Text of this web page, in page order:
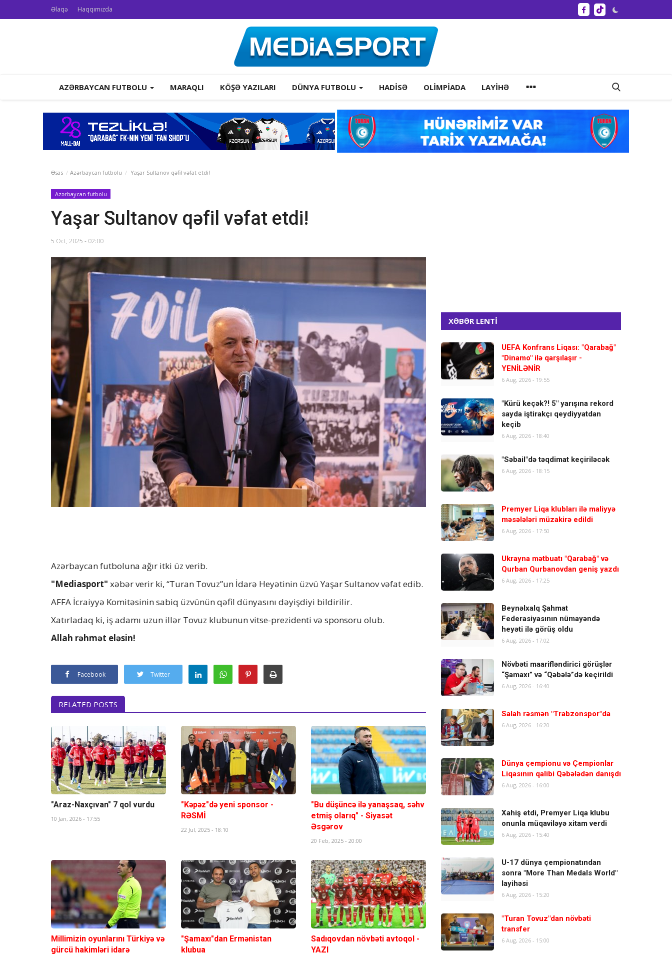
Əlaqə Haqqımızda
AZƏRBAYCAN FUTBOLU MARAQLI KÖŞƏ YAZILARI DÜNYA FUTBOLU HADISƏ OLIMPIADA LAYIHƏ
Əsas Azərbaycan futbolu Yaşar Sultanov qəfil vəfat etdi!
Azərbaycan futbolu
Yaşar Sultanov qəfil vəfat etdi!
5 Oct, 2025 - 02:00
Azərbaycan futboluna ağır itki üz verib.
"Mediasport" xəbər verir ki, “Turan Tovuz”un İdarə Heyətinin üzvü Yaşar Sultanov vəfat edib.
AFFA İcraiyyə Komitəsinin sabiq üzvünün qəfil dünyasını dəyişdiyi bildirilir.
Xatırladaq ki, iş adamı uzun illər Tovuz klubunun vitse-prezidenti və sponsoru olub.
Allah rəhmət eləsin!
Facebook Twitter
RELATED POSTS
"Araz-Naxçıvan" 7 qol vurdu
10 Jan, 2026 - 17:55
"Kəpəz"də yeni sponsor -
RƏSMİ
22 Jul, 2025 - 18:10
"Bu düşüncə ilə yanaşsaq, səhv
etmiş olarıq" - Siyasət
Əsgərov
20 Feb, 2025 - 20:00
Millimizin oyunlarını Türkiyə və
gürcü hakimləri idarə
"Şamaxı"dan Ermənistan
klubua
Sadıqovdan növbəti avtoqol -
YAZI
XƏBƏR LENTİ
UEFA Konfrans Liqası: "Qarabağ"
"Dinamo" ilə qarşılaşır -
YENİLƏNİR
6 Aug, 2026 - 19:55
"Kürü keçək?! 5" yarışına rekord
sayda iştirakçı qeydiyyatdan
keçib
6 Aug, 2026 - 18:40
"Səbail"də təqdimat keçiriləcək
6 Aug, 2026 - 18:15
Premyer Liqa klubları ilə maliyyə
məsələləri müzakirə edildi
6 Aug, 2026 - 17:50
Ukrayna mətbuatı "Qarabağ" və
Qurban Qurbanovdan geniş yazdı
6 Aug, 2026 - 17:25
Beynəlxalq Şahmat
Federasiyasının nümayəndə
heyəti ilə görüş oldu
6 Aug, 2026 - 17:02
Növbəti maarifləndirici görüşlər
“Şamaxı” və “Qəbələ”də keçirildi
6 Aug, 2026 - 16:40
Salah rəsmən "Trabzonspor"da
6 Aug, 2026 - 16:20
Dünya çempionu və Çempionlar
Liqasının qalibi Qəbələdən danışdı
6 Aug, 2026 - 16:00
Xahiş etdi, Premyer Liqa klubu
onunla müqaviləyə xitam verdi
6 Aug, 2026 - 15:40
U-17 dünya çempionatından
sonra "More Than Medals World"
layihəsi
6 Aug, 2026 - 15:20
"Turan Tovuz"dan növbəti
transfer
6 Aug, 2026 - 15:00